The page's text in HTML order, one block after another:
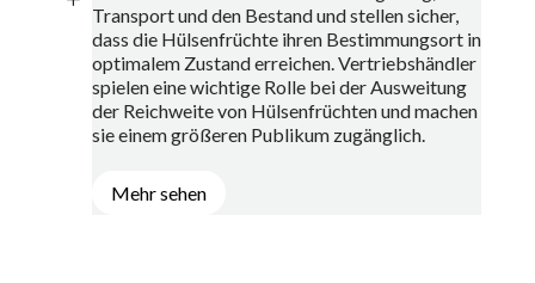
Transport und den Bestand und stellen sicher,
dass die Hülsenfrüchte ihren Bestimmungsort in
optimalem Zustand erreichen. Vertriebshändler
spielen eine wichtige Rolle bei der Ausweitung
der Reichweite von Hülsenfrüchten und machen
sie einem größeren Publikum zugänglich.
Mehr sehen